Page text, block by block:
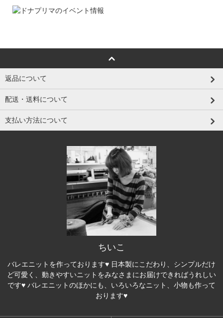
返品について
配送・送料について
支払い方法について
ちいこ
バレエニットを作っております♥ 日本製にこだわり、シンプルだけ
ど可愛く、動きやすいニットをみなさまにお届けできればうれしい
です♥ バレエニットのほかにも、いろいろなニット、小物も作って
おります♥